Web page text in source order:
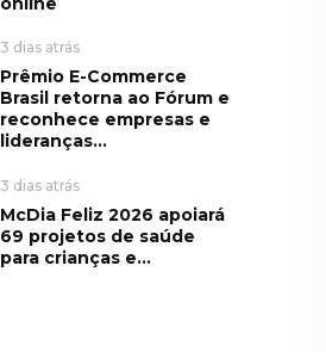
3 dias atrás
Prêmio E-Commerce
Brasil retorna ao Fórum e
reconhece empresas e
lideranças...
3 dias atrás
McDia Feliz 2026 apoiará
69 projetos de saúde
para crianças e...